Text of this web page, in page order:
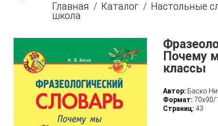
Главная / Каталог / Настольные
школа
Почему
классы
Автор: Баско
Формат: 70х90/
Страниц: 43